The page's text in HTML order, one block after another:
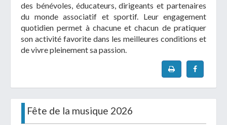
des bénévoles, éducateurs, dirigeants et partenaires
du monde associatif et sportif. Leur engagement
quotidien permet à chacune et chacun de pratiquer
son activité favorite dans les meilleures conditions et
de vivre pleinement sa passion.
Fête de la musique 2026